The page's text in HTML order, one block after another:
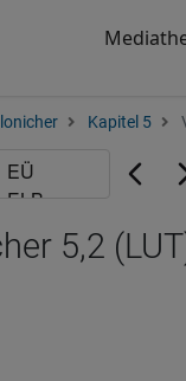
Kapitel 5
5,2